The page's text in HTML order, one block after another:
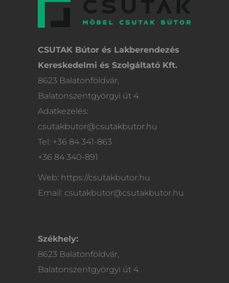
CSUTAK Bútor és Lakberendezés
Kereskedelmi és Szolgáltató Kft.
8623 Balatonföldvár,
Balatonszentgyörgyi út 4.
Adatkezelés:
csutakbutor@csutakbutor.hu
Tel: +36 84 341-863
+36 84 340-891
Web: https://csutakbutor.hu
Email: csutakbutor@csutakbutor.hu
Székhely:
8623 Balatonföldvár,
Balatonszentgyörgyi út 4.